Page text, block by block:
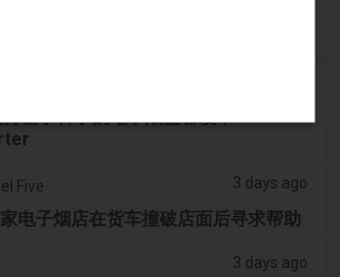
Five 3 days ago
电子烟店在货车撞破店面后寻求帮助
3 days ago